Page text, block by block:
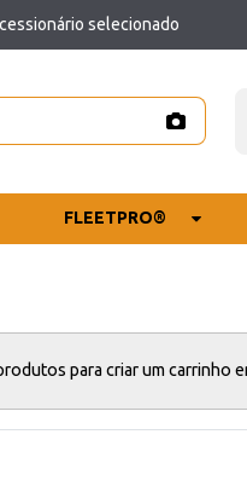
selecionado
FLEETPRO®
para criar um carrinho